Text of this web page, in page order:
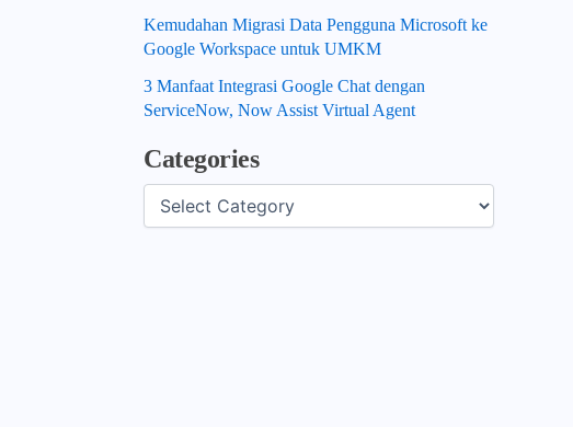
Kemudahan Migrasi Data Pengguna Microsoft ke
Google Workspace untuk UMKM
3 Manfaat Integrasi Google Chat dengan
ServiceNow, Now Assist Virtual Agent
Categories